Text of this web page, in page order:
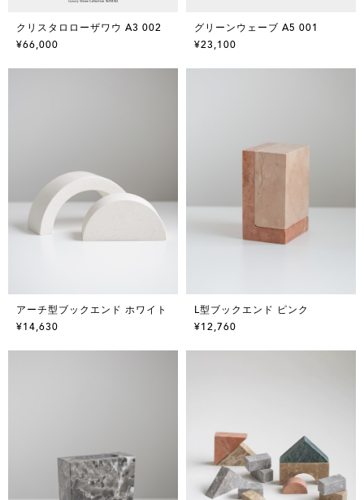
クリスタロローザワウ A3 002
¥66,000
グリーンウェーブ A5 001
¥23,100
アーチ型ブックエンド ホワイト
¥14,630
L型ブックエンド ピンク
¥12,760